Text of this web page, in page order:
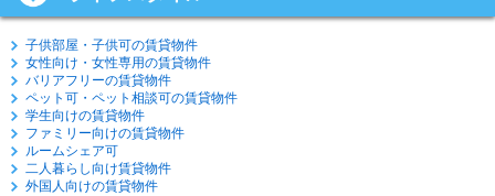
子供部屋・子供可の賃貸物件
女性向け・女性専用の賃貸物件
バリアフリーの賃貸物件
ペット可・ペット相談可の賃貸物件
学生向けの賃貸物件
ファミリー向けの賃貸物件
ルームシェア可
二人暮らし向け賃貸物件
外国人向けの賃貸物件